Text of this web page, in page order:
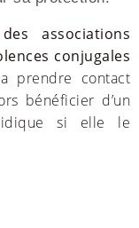
associations
conjugales
prendre contact
bénéficier d’un
si elle le